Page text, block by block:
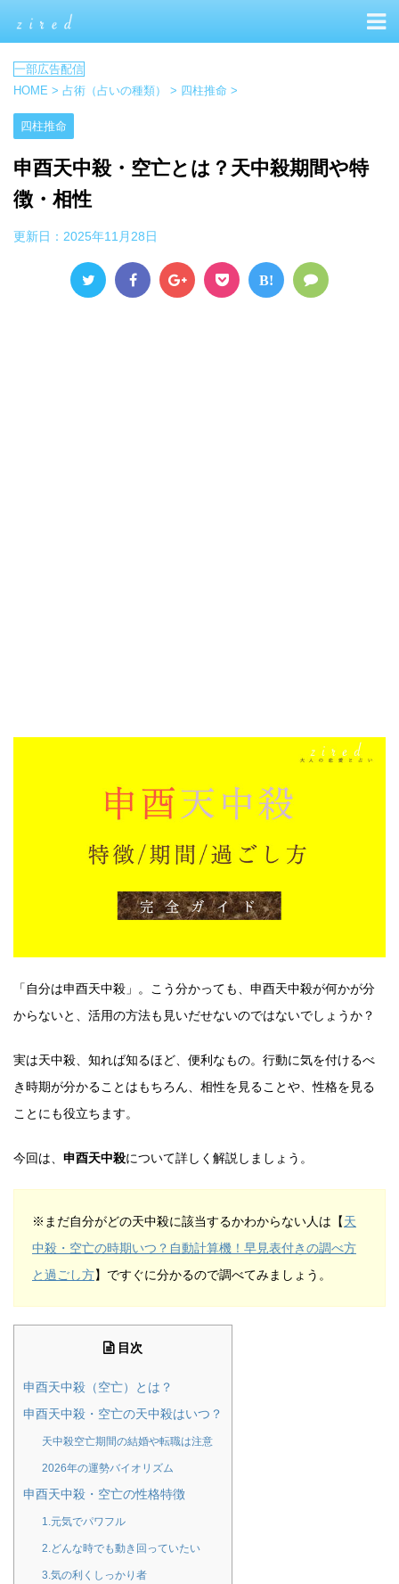
HOME > 占術（占いの種類） > 四柱推命 >
四柱推命
申酉天中殺・空亡とは？天中殺期間や特
徴・相性
更新日： 2025年11月28日
B!
「自分は申酉天中殺」。こう分かっても、申酉天中殺が何かが分
からないと、活用の方法も見いだせないのではないでしょうか？
実は天中殺、知れば知るほど、便利なもの。行動に気を付けるべ
き時期が分かることはもちろん、相性を見ることや、性格を見る
ことにも役立ちます。
今回は、 申酉天中殺について詳しく解説しましょう。
※まだ自分がどの天中殺に該当するかわからない人は【天
中殺・空亡の時期いつ？自動計算機！早見表付きの調べ方
と過ごし方】ですぐに分かるので調べてみましょう。
目次
申酉天中殺（空亡）とは？
申酉天中殺・空亡の天中殺はいつ？
天中殺空亡期間の結婚や転職は注意
2026年の運勢バイオリズム
申酉天中殺・空亡の性格特徴
1.元気でパワフル
2.どんな時でも動き回っていたい
3.気の利くしっかり者